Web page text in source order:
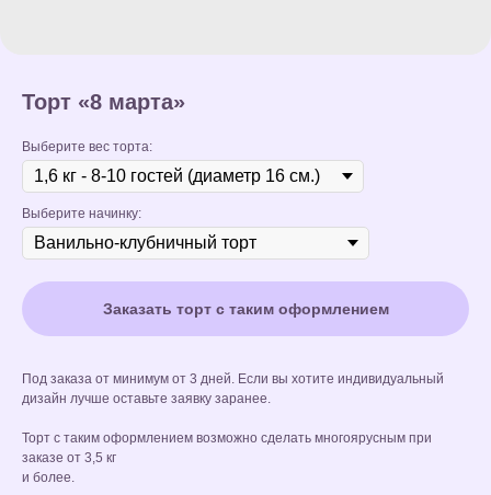
Торт «8 марта»
Выберите вес торта:
Выберите начинку:
Заказать торт с таким оформлением
Под заказа от минимум от 3 дней. Если вы хотите индивидуальный
дизайн лучше оставьте заявку заранее.
Торт с таким оформлением возможно сделать многоярусным при
заказе от 3,5 кг
и более.